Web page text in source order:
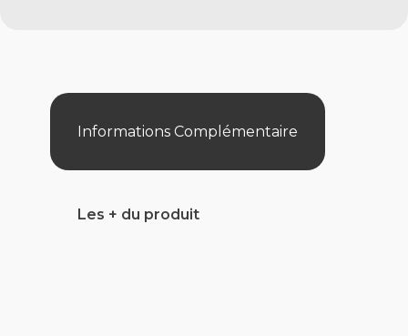
Informations Complémentaire
Les + du produit